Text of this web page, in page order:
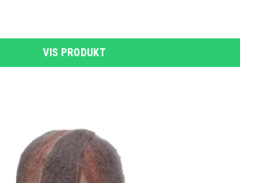
VIS PRODUKT